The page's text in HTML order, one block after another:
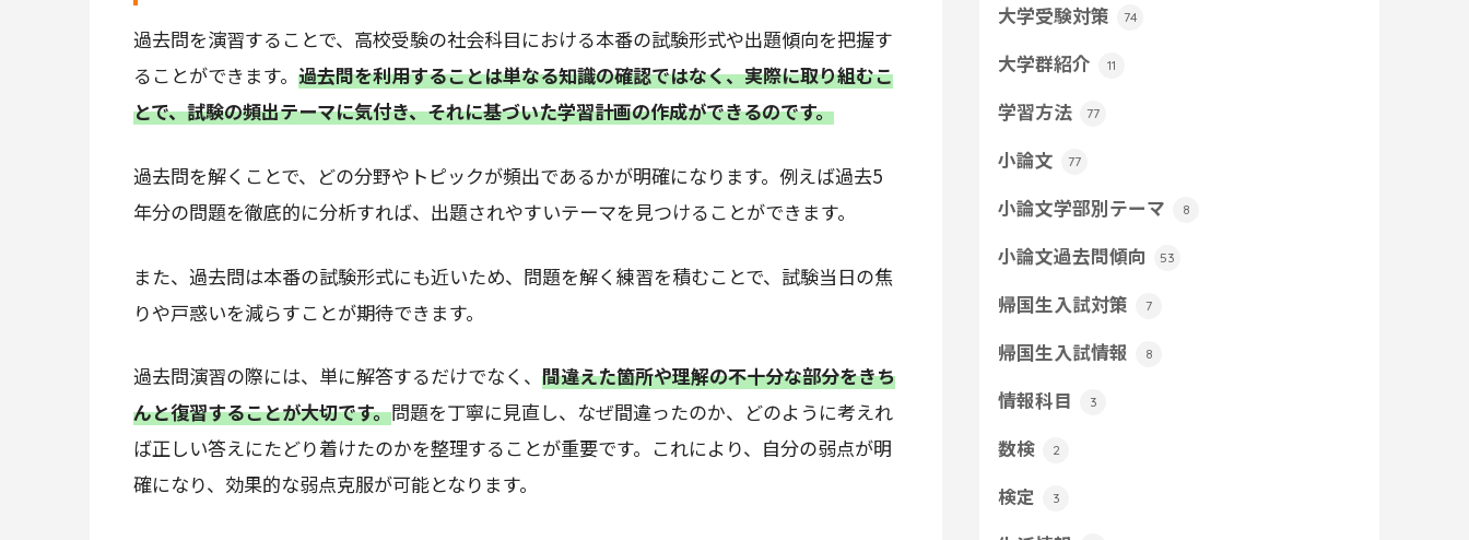
過去問を演習することで、高校受験の社会科目における本番の試験形式や出題傾向を把握す
ることができます。 過去問を利用することは単なる知識の確認ではなく、実際に取り組むこ
とで、試験の頻出テーマに気付き、それに基づいた学習計画の作成ができるのです。
過去問を解くことで、どの分野やトピックが頻出であるかが明確になります。例えば過去5
年分の問題を徹底的に分析すれば、出題されやすいテーマを見つけることができます。
また、過去問は本番の試験形式にも近いため、問題を解く練習を積むことで、試験当日の焦
りや戸惑いを減らすことが期待できます。
過去問演習の際には、単に解答するだけでなく、 間違えた箇所や理解の不十分な部分をきち
んと復習することが大切です。問題を丁寧に見直し、なぜ間違ったのか、どのように考えれ
ば正しい答えにたどり着けたのかを整理することが重要です。これにより、自分の弱点が明
確になり、効果的な弱点克服が可能となります。
大学受験対策 74
大学群紹介 11
学習方法 77
小論文 77
小論文学部別テーマ 8
小論文過去問傾向 53
帰国生入試対策 7
帰国生入試情報 8
情報科目 3
数検 2
検定 3